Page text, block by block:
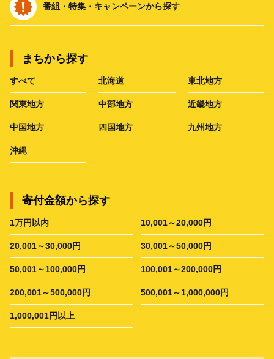
番組・特集・キャンペーンから探す
まちから探す
すべて 北海道 東北地方
関東地方 中部地方 近畿地方
中国地方 四国地方 九州地方
沖縄
寄付金額から探す
1万円以内 10,001～20,000円
20,001～30,000円 30,001～50,000円
50,001～100,000円 100,001～200,000円
200,001～500,000円 500,001～1,000,000円
1,000,001円以上